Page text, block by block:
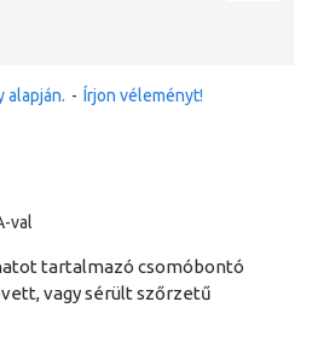
alapján. - Írjon véleményt!
val
tartalmazó csomóbontó
vagy sérült szőrzetű